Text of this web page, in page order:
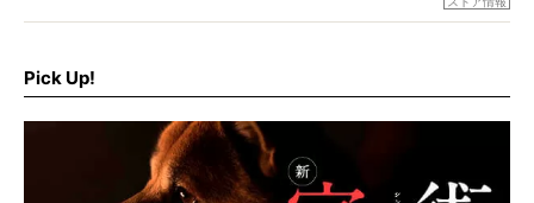
シーンがあったぞ。それは、背中を丸めて“ウンチなう”の姿
Pick Up!